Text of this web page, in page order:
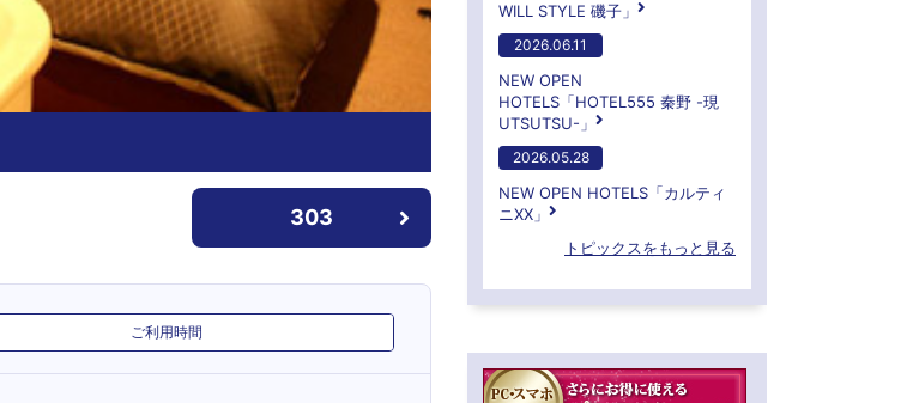
303
ご利用時間
WILL STYLE 磯子」
2026.06.11
NEW OPEN
HOTELS「HOTEL555 秦野 -現
UTSUTSU-」
2026.05.28
NEW OPEN HOTELS「カルティ
ニXX」
トピックスをもっと見る